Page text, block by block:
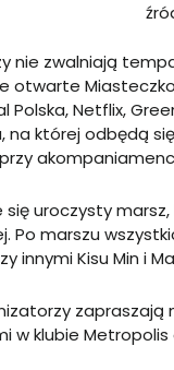
nie zwalniają
otwarte
Polska, Netflix,
na której odbędą
uroczysty
Po marszu
innymi Kisu Min i
w klubie Metropolis